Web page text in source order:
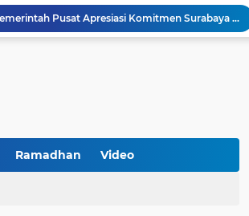
Peringatan HAN 2026, Pemerintah Pusat Apresiasi Komitmen Surabaya Penuhi Hak dan Lindungi Anak
Baru Industri Jasa Keuangan
Ramadhan Video